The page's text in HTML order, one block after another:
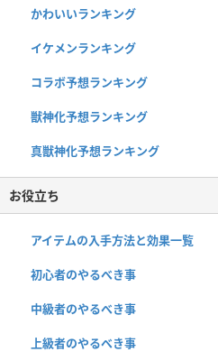
かわいいランキング
イケメンランキング
コラボ予想ランキング
獣神化予想ランキング
真獣神化予想ランキング
お役立ち
アイテムの入手方法と効果一覧
初心者のやるべき事
中級者のやるべき事
上級者のやるべき事